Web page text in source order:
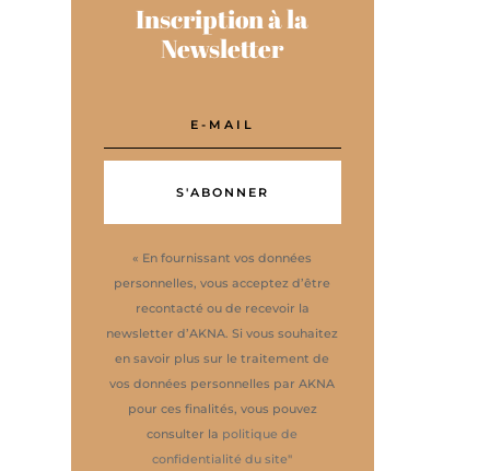
Inscription à la
Newsletter
S'ABONNER
« En fournissant vos données
personnelles, vous acceptez d’être
recontacté ou de recevoir la
newsletter d’AKNA. Si vous souhaitez
en savoir plus sur le traitement de
vos données personnelles par AKNA
pour ces finalités, vous pouvez
consulter la politique de
confidentialité du site"